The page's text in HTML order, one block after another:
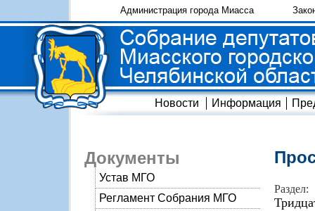
Администрация города Миасса
Новости Информация
Документы
Устав МГО
Регламент Собрания МГО
Раздел: